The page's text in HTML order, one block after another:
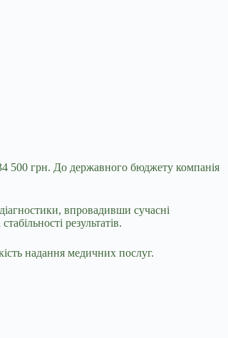
500 грн. До державного бюджету компанія
впровадивши сучасні
результатів.
надання медичних послуг.